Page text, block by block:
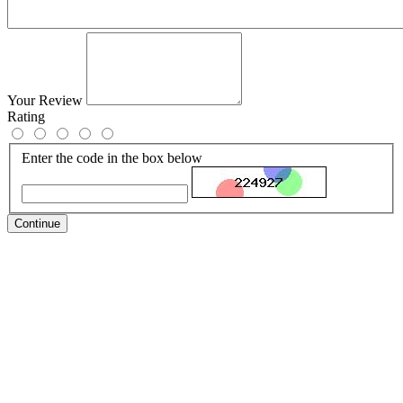
Your Review
Rating
Enter the code in the box below
Continue